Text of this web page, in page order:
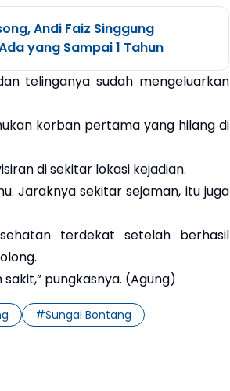
Andi Faiz Singgung
yang Sampai 1 Tahun
telinganya sudah mengeluarkan
korban pertama yang hilang di
di sekitar lokasi kejadian.
Jaraknya sekitar sejaman, itu juga
terdekat setelah berhasil
pungkasnya. (Agung)
#Sungai Bontang